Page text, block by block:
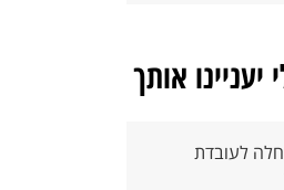
אותך
לעובדת